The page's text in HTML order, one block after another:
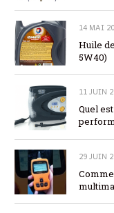
14 MAI
Huile
5W40)
11 JUIN
Quel
29 JUIN